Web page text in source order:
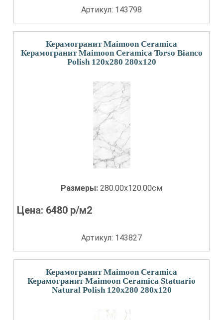
Артикул: 143798
Керамогранит Maimoon Ceramica
Керамогранит Maimoon Ceramica Torso Bianco
Polish 120x280 280x120
Размеры: 280.00x120.00см
Цена: 6480 р/м2
Артикул: 143827
Керамогранит Maimoon Ceramica
Керамогранит Maimoon Ceramica Statuario
Natural Polish 120x280 280x120